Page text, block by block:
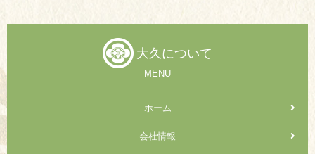
大久について
MENU
ホーム
会社情報